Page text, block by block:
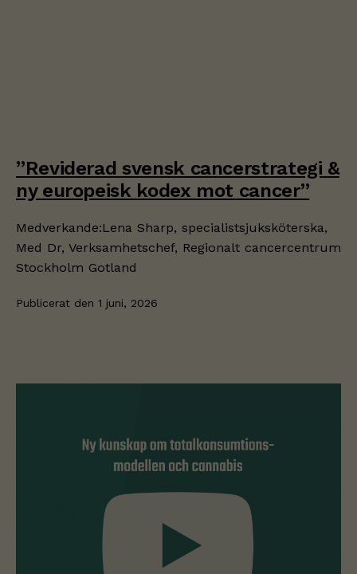
”Reviderad svensk cancerstrategi &
ny europeisk kodex mot cancer”
Medverkande:Lena Sharp, specialistsjuksköterska,
Med Dr, Verksamhetschef, Regionalt cancercentrum
Stockholm Gotland
Publicerat den 1 juni, 2026